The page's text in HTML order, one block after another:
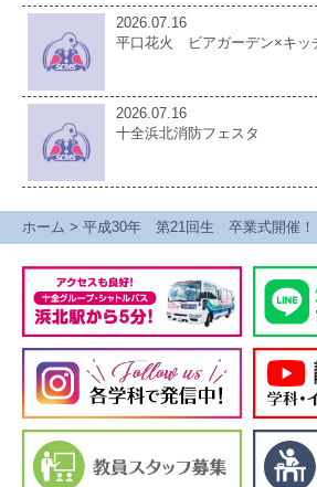
2026.07.16
平口花火 ビアガーデン×キッ
2026.07.16
十全浜北消防フェスタ
ホーム > 平成30年 第21回生 卒業式開催！